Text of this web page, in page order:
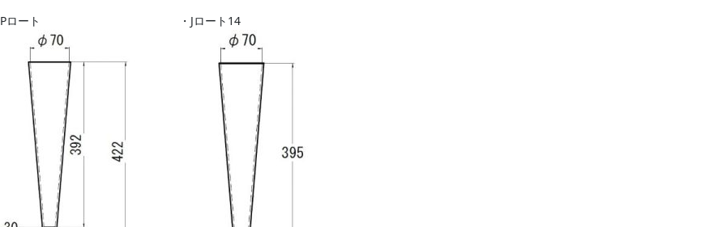
ロート ・Jロート14